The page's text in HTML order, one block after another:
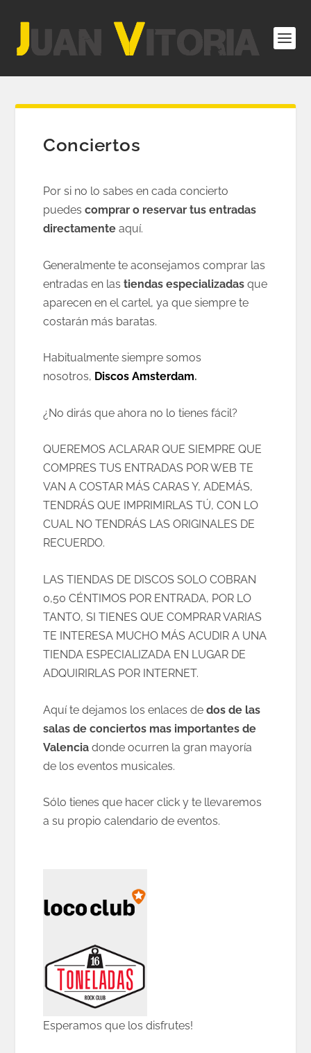
Conciertos
Por si no lo sabes en cada concierto
puedescomprar o reservar tus entradas
directamente aquí.
Generalmente te aconsejamos comprar las
entradas en lastiendas especializadas que
aparecen en el cartel, ya que siempre te
costarán más baratas.
Habitualmente siempre somos
nosotros, Discos Amsterdam.
¿No dirás que ahora no lo tienes fácil?
QUEREMOS ACLARAR QUE SIEMPRE QUE
COMPRES TUS ENTRADAS POR WEB TE
VAN A COSTAR MÁS CARAS Y, ADEMÁS,
TENDRÁS QUE IMPRIMIRLAS TÚ, CON LO
CUAL NO TENDRÁS LAS ORIGINALES DE
RECUERDO.
LAS TIENDAS DE DISCOS SOLO COBRAN
0,50 CÉNTIMOS POR ENTRADA, POR LO
TANTO, SI TIENES QUE COMPRAR VARIAS
TE INTERESA MUCHO MÁS ACUDIR A UNA
TIENDA ESPECIALIZADA EN LUGAR DE
ADQUIRIRLAS POR INTERNET.
Aquí te dejamos los enlaces dedos de las
salas de conciertos mas importantes de
Valencia donde ocurren la gran mayoría
de los eventos musicales.
Sólo tienes que hacer click y te llevaremos
a su propio calendario de eventos.
Esperamos que los disfrutes!